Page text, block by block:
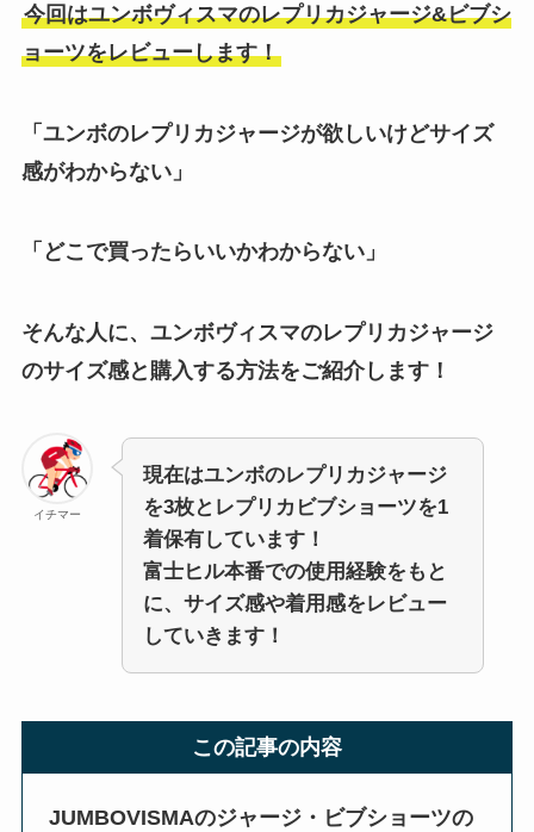
今回はユンボヴィスマのレプリカジャージ&ビブシ
ョーツをレビューします！
「ユンボのレプリカジャージが欲しいけどサイズ
感がわからない」
「どこで買ったらいいかわからない」
そんな人に、ユンボヴィスマのレプリカジャージ
のサイズ感と購入する方法をご紹介します！
イチマー
現在はユンボのレプリカジャージ
を3枚とレプリカビブショーツを1
着保有しています！
富士ヒル本番での使用経験をもと
に、サイズ感や着用感をレビュー
していきます！
この記事の内容
JUMBOVISMAのジャージ・ビブショーツの